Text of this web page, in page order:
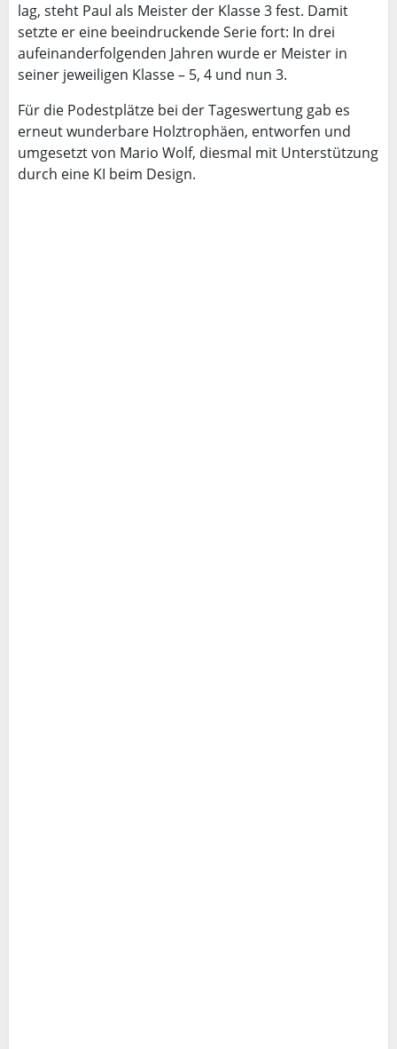
lag, steht Paul als Meister der Klasse 3 fest. Damit
setzte er eine beeindruckende Serie fort: In drei
aufeinanderfolgenden Jahren wurde er Meister in
seiner jeweiligen Klasse – 5, 4 und nun 3.
Für die Podestplätze bei der Tageswertung gab es
erneut wunderbare Holztrophäen, entworfen und
umgesetzt von Mario Wolf, diesmal mit Unterstützung
durch eine KI beim Design.